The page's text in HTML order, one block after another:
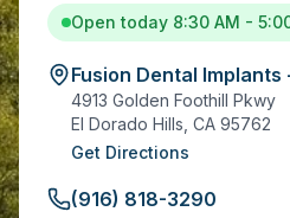
Open today 8:30 AM -
Fusion Dental Implants
4913 Golden Foothill Pkwy
El Dorado Hills CA 95762
Get Directions
(916) 818-3290